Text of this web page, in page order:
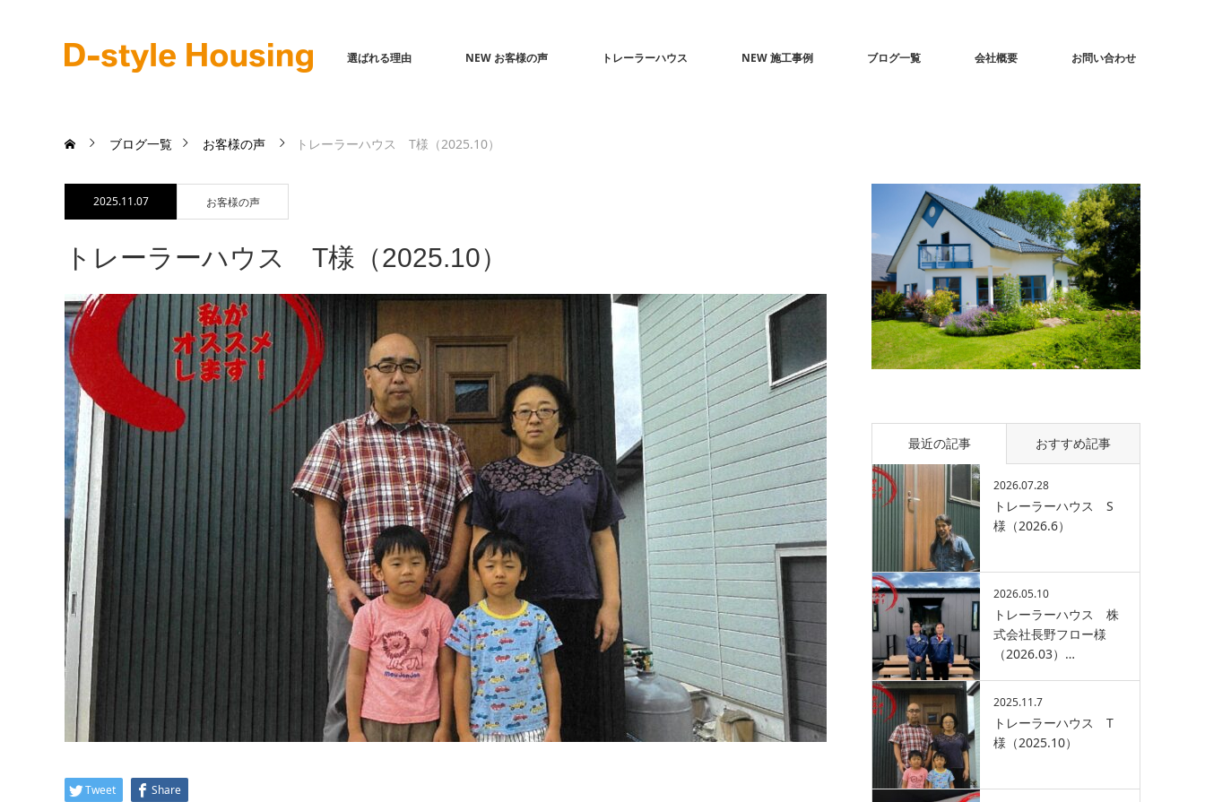
選ばれる理由 NEW お客様の声 トレーラーハウス NEW 施工事例 ブログ一覧 会社概要 お問い合わせ
ブログ一覧 お客様の声 トレーラーハウス T様（2025.10）
2025.11.07 お客様の声
トレーラーハウス T様（2025.10）
Tweet Share
最近の記事 おすすめ記事
2026.07.28
トレーラーハウス S
様（2026.6）
2026.05.10
トレーラーハウス 株
式会社長野フロー様
（2026.03）…
2025.11.7
トレーラーハウス T
様（2025.10）